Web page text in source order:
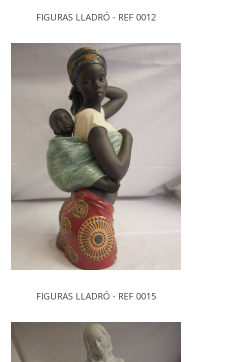
FIGURAS LLADRÓ - REF 0012
FIGURAS LLADRÓ - REF 0015